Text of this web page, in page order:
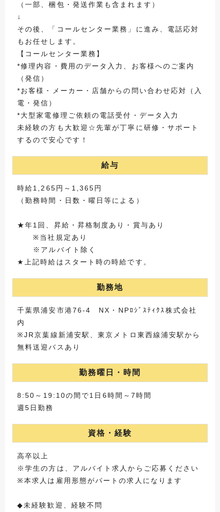
（一部、梱包・発送作業も含まれます）
↓
その後、「コールセンター業務」に進み、電話応対
もお任せします。
【コールセンター業務】
*修理内容・費用のデータ入力、お客様へのご案内
（発信）
*お客様・メーカー・店舗からの問い合わせ応対（入
電・発信）
*大型家電修理ご依頼の電話受付・データ入力
未経験の方も大歓迎☆先輩が丁寧に研修・サポート
するので安心です！
給与
時給1,265円～1,365円
（勤務時間・日数・曜日等による）
★年1回、昇給・昇格制度あり・賞与あり
※当社規定あり
※アルバイト除く
★上記時給はスタート時の時給です。
勤務地
千葉県浦安市港76-4 NX・NPﾛｼﾞｽﾃｨｸｽ株式会社
内
※JR京葉線新浦安駅、東京メトロ東西線浦安駅から
無料送迎バスあり
勤務曜日・時間
8:50～19:10の間で1日6時間～7時間
週5日勤務
資格・経験
高卒以上
※学生の方は、アルバイト求人からご応募ください
※本求人は雇用形態がパートの求人になります
◆未経験歓迎、経験不問